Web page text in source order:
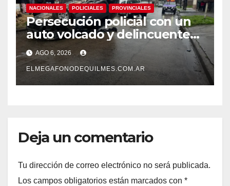
NACIONALES POLICIALES PROVINCIALES
Persecución policial con un
auto volcado y delincuentes
detenidos en San Francisco
Solano
AGO 6, 2026
ELMEGAFONODEQUILMES.COM.AR
Deja un comentario
Tu dirección de correo electrónico no será publicada.
Los campos obligatorios están marcados con *